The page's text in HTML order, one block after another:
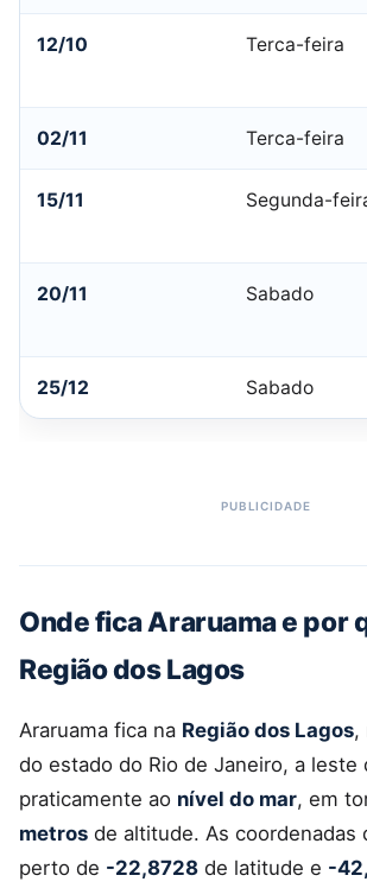
12/10 Terca-feira
02/11 Terca-feira
15/11 Segunda-
20/11 Sabado
25/12 Sabado
Onde fica Araruama e por
Região dos Lagos
Araruama fica na Região dos Lagos,
do estado do Rio de Janeiro, a leste
praticamente ao nível do mar, em
metros de altitude. As coordenadas
perto de -22,8728 de latitude e -